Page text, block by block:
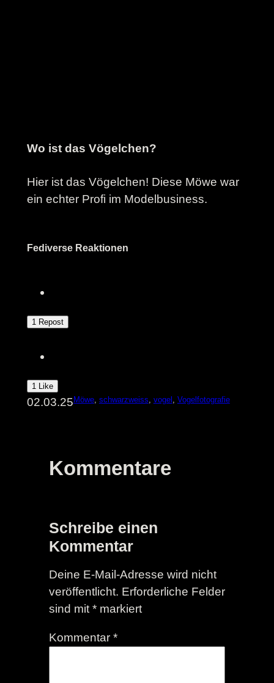
Wo ist das Vögelchen?
Hier ist das Vögelchen! Diese Möwe war
ein echter Profi im Modelbusiness.
Fediverse Reaktionen
1 Repost
1 Like
02.03.25Möwe, schwarzweiss vogel Vogelfotografie
Kommentare
Schreibe einen
Kommentar
Deine E-Mail-Adresse wird nicht
veröffentlicht. Erforderliche Felder
sind mit*markiert
Kommentar *